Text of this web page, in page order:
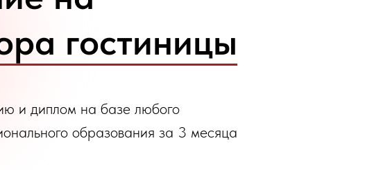
гостиницы
и диплом на базе любого
образования за 3 месяца